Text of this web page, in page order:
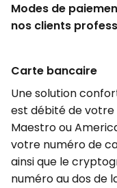
ici...
Modes de
nos clients
Carte bancaire
Une solution
est débité de votre
Maestro ou
votre numéro de
ainsi que le
numéro au dos de